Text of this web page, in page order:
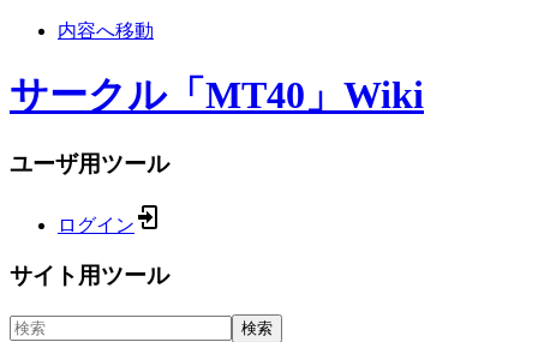
内容へ移動
サークル「MT40」Wiki
ユーザ用ツール
ログイン
サイト用ツール
検索